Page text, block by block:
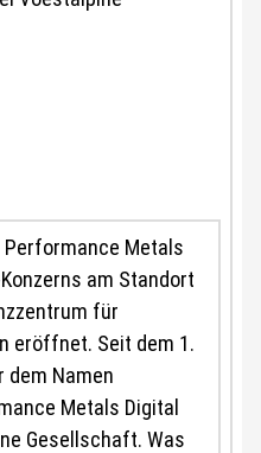
Metals
am Standort
für
eröffnet. Seit dem 1.
Namen
Metals Digital
Gesellschaft. Was